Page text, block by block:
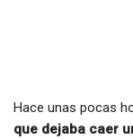
Hace unas pocas
que dejaba caer